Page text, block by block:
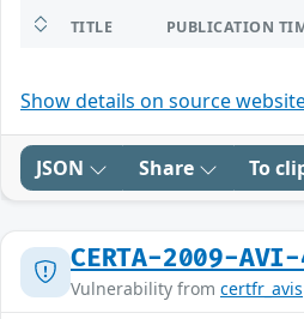
TITLE PUBLICATION
Show details on source
JSON Share To
CERTA-2009-
Vulnerability from certfr_avis